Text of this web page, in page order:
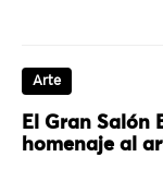
Arte
El Gran Salón
homenaje al